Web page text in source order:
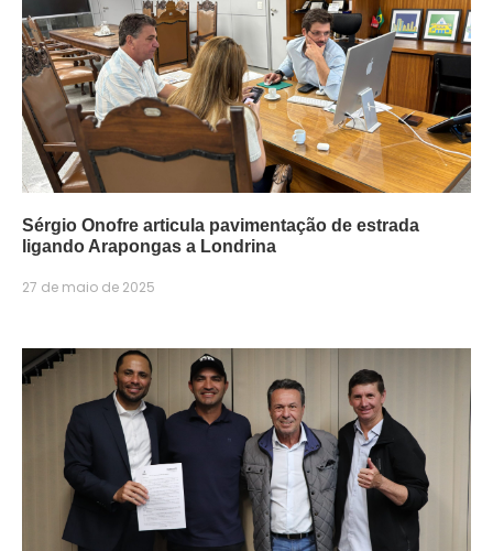
Sérgio Onofre articula pavimentação de estrada
ligando Arapongas a Londrina
27 de maio de 2025